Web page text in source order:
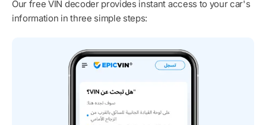
Our free VIN decoder provides instant access to your car's
information in three simple steps: